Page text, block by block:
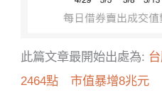
此篇文章最開始出處為:
2464點 市值暴增8兆元